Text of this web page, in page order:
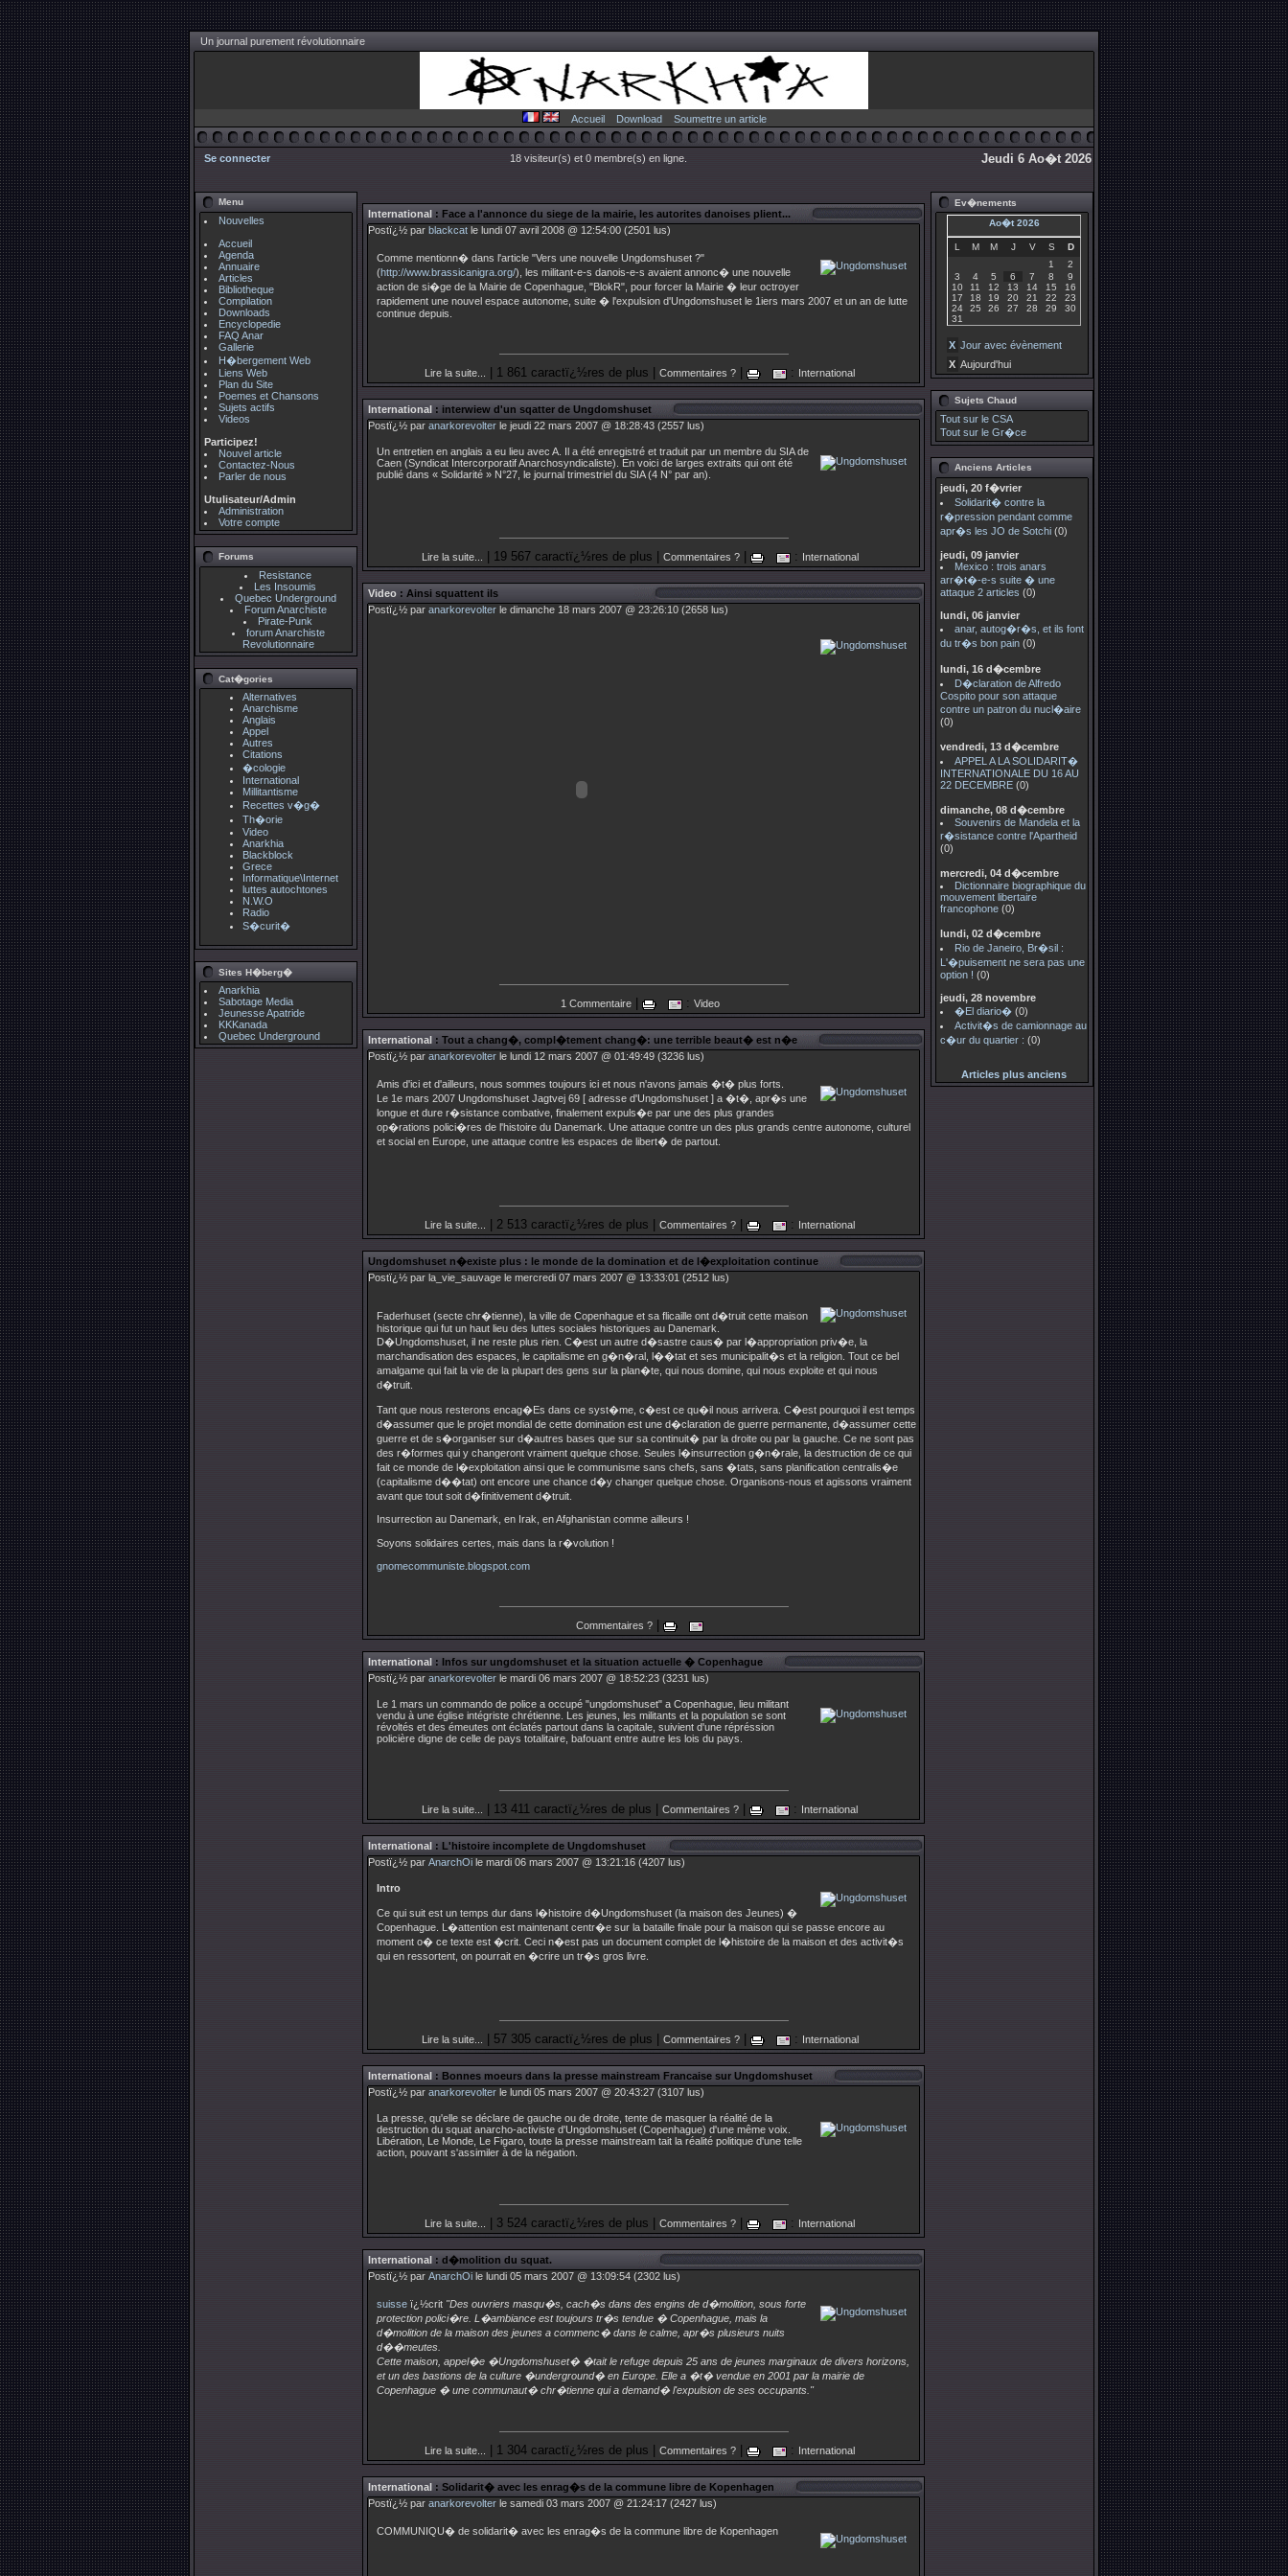
Un journal purement révolutionnaire
Accueil Download Soumettre un article
Se connecter 18 visiteur(s) et 0 membre(s) en ligne. Jeudi 6 Ao�t 2026
Menu
Nouvelles
Accueil
Agenda
Annuaire
Articles
Bibliotheque
Compilation
Downloads
Encyclopedie
FAQ Anar
Gallerie
H�bergement Web
Liens Web
Plan du Site
Poemes et Chansons
Sujets actifs
Videos
Participez!
Nouvel article
Contactez-Nous
Parler de nous
Utulisateur/Admin
Administration
Votre compte
Forums
Resistance
Les Insoumis
Quebec Underground
Forum Anarchiste
Pirate-Punk
forum Anarchiste
Revolutionnaire
Cat�gories
Alternatives
Anarchisme
Anglais
Appel
Autres
Citations
�cologie
International
Millitantisme
Recettes v�g�
Th�orie
Video
Anarkhia
Blackblock
Grece
Informatique\Internet
luttes autochtones
N.W.O
Radio
S�curit�
Sites H�berg�
Anarkhia
Sabotage Media
Jeunesse Apatride
KKKanada
Quebec Underground
International : Face a l'annonce du siege de la mairie, les autorites danoises plient...
Postï¿½ par blackcat le lundi 07 avril 2008 @ 12:54:00 (2501 lus)
Comme mentionn� dans l'article "Vers une nouvelle Ungdomshuset ?"
(http://www.brassicanigra.org/), les militant-e-s danois-e-s avaient annonc� une nouvelle
action de si�ge de la Mairie de Copenhague, "BlokR", pour forcer la Mairie � leur octroyer
rapidement une nouvel espace autonome, suite � l'expulsion d'Ungdomshuset le 1iers mars 2007 et un an de lutte
continue depuis.
Lire la suite... | 1 861 caractï¿½res de plus | Commentaires ? : International
International : interwiew d'un sqatter de Ungdomshuset
Postï¿½ par anarkorevolter le jeudi 22 mars 2007 @ 18:28:43 (2557 lus)
Un entretien en anglais a eu lieu avec A. Il a été enregistré et traduit par un membre du SIA de
Caen (Syndicat Intercorporatif Anarchosyndicaliste). En voici de larges extraits qui ont été
publié dans « Solidarité » N°27, le journal trimestriel du SIA (4 N° par an).
Lire la suite... | 19 567 caractï¿½res de plus | Commentaires ?| : International
Video : Ainsi squattent ils
Postï¿½ par anarkorevolter le dimanche 18 mars 2007 @ 23:26:10 (2658 lus)
1 Commentaire| : Video
International : Tout a chang�, compl�tement chang�: une terrible beaut� est n�e
Postï¿½ par anarkorevolter le lundi 12 mars 2007 @ 01:49:49 (3236 lus)
Amis d'ici et d'ailleurs, nous sommes toujours ici et nous n'avons jamais �t� plus forts.
Le 1e mars 2007 Ungdomshuset Jagtvej 69 [ adresse d'Ungdomshuset ] a �t�, apr�s une
longue et dure r�sistance combative, finalement expuls�e par une des plus grandes
op�rations polici�res de l'histoire du Danemark. Une attaque contre un des plus grands centre autonome, culturel
et social en Europe, une attaque contre les espaces de libert� de partout.
Lire la suite... | 2 513 caractï¿½res de plus | Commentaires ? : International
Ungdomshuset n�existe plus : le monde de la domination et de l�exploitation continue
Postï¿½ par la_vie_sauvage le mercredi 07 mars 2007 @ 13:33:01 (2512 lus)
Faderhuset (secte chr�tienne), la ville de Copenhague et sa flicaille ont d�truit cette maison
historique qui fut un haut lieu des luttes sociales historiques au Danemark.
D�Ungdomshuset, il ne reste plus rien. C�est un autre d�sastre caus� par l�appropriation priv�e, la
marchandisation des espaces, le capitalisme en g�n�ral, l��tat et ses municipalit�s et la religion. Tout ce bel
amalgame qui fait la vie de la plupart des gens sur la plan�te, qui nous domine, qui nous exploite et qui nous
d�truit.
Tant que nous resterons encag�Es dans ce syst�me, c�est ce qu�il nous arrivera. C�est pourquoi il est temps
d�assumer que le projet mondial de cette domination est une d�claration de guerre permanente, d�assumer cette
guerre et de s�organiser sur d�autres bases que sur sa continuit� par la droite ou par la gauche. Ce ne sont pas
des r�formes qui y changeront vraiment quelque chose. Seules l�insurrection g�n�rale, la destruction de ce qui
fait ce monde de l�exploitation ainsi que le communisme sans chefs, sans �tats, sans planification centralis�e
(capitalisme d��tat) ont encore une chance d�y changer quelque chose. Organisons-nous et agissons vraiment
avant que tout soit d�finitivement d�truit.
Insurrection au Danemark, en Irak, en Afghanistan comme ailleurs !
Soyons solidaires certes, mais dans la r�volution !
gnomecommuniste.blogspot.com
Commentaires ?
International : Infos sur ungdomshuset et la situation actuelle � Copenhague
Postï¿½ par anarkorevolter le mardi 06 mars 2007 @ 18:52:23 (3231 lus)
Le 1 mars un commando de police a occupé "ungdomshuset" a Copenhague, lieu militant
vendu à une église intégriste chrétienne. Les jeunes, les militants et la population se sont
révoltés et des émeutes ont éclatés partout dans la capitale, suivient d'une répréssion
policière digne de celle de pays totalitaire, bafouant entre autre les lois du pays.
Lire la suite... | 13 411 caractï¿½res de plus | Commentaires ? : International
International : L'histoire incomplete de Ungdomshuset
Postï¿½ par AnarchOi le mardi 06 mars 2007 @ 13:21:16 (4207 lus)
Intro
Ce qui suit est un temps dur dans l�histoire d�Ungdomshuset (la maison des Jeunes) �
Copenhague. L�attention est maintenant centr�e sur la bataille finale pour la maison qui se passe encore au
moment o� ce texte est �crit. Ceci n�est pas un document complet de l�histoire de la maison et des activit�s
qui en ressortent, on pourrait en �crire un tr�s gros livre.
Lire la suite... | 57 305 caractï¿½res de plus | Commentaires ?| : International
International : Bonnes moeurs dans la presse mainstream Francaise sur Ungdomshuset
Postï¿½ par anarkorevolter le lundi 05 mars 2007 @ 20:43:27 (3107 lus)
La presse, qu'elle se déclare de gauche ou de droite, tente de masquer la réalité de la
destruction du squat anarcho-activiste d'Ungdomshuset (Copenhague) d'une même voix.
Libération, Le Monde, Le Figaro, toute la presse mainstream tait la réalité politique d'une telle
action, pouvant s'assimiler à de la négation.
Lire la suite... | 3 524 caractï¿½res de plus | Commentaires ? : International
International : d�molition du squat.
Postï¿½ par AnarchOi le lundi 05 mars 2007 @ 13:09:54 (2302 lus)
suisse ï¿½crit "Des ouvriers masqu�s, cach�s dans des engins de d�molition, sous forte
protection polici�re. L�ambiance est toujours tr�s tendue � Copenhague, mais la
d�molition de la maison des jeunes a commenc� dans le calme, apr�s plusieurs nuits
d��meutes.
Cette maison, appel�e �Ungdomshuset� �tait le refuge depuis 25 ans de jeunes marginaux de divers horizons,
et un des bastions de la culture �underground� en Europe. Elle a �t� vendue en 2001 par la mairie de
Copenhague � une communaut� chr�tienne qui a demand� l'expulsion de ses occupants."
Lire la suite... | 1 304 caractï¿½res de plus | Commentaires ? : International
International : Solidarit� avec les enrag�s de la commune libre de Kopenhagen
Postï¿½ par anarkorevolter le samedi 03 mars 2007 @ 21:24:17 (2427 lus)
COMMUNIQU� de solidarit� avec les enrag�s de la commune libre de Kopenhagen
Ev�nements
Ao�t 2026
L M M J V S
D
1
2
3
4 5 6 7 8
9
10
11 12 13 14 15
16
17
18 19 20 21 22
23
24
25 26 27 28 29
30
31
X Jour avec évènement
X Aujourd'hui
Sujets Chaud
Tout sur le CSA
Tout sur le Gr�ce
Anciens Articles
jeudi, 20 f�vrier
Solidarit� contre la
r�pression pendant comme
apr�s les JO de Sotchi (0)
jeudi, 09 janvier
Mexico : trois anars
arr�t�-e-s suite � une
attaque 2 articles (0)
lundi, 06 janvier
anar, autog�r�s, et ils font
du tr�s bon pain (0)
lundi, 16 d�cembre
D�claration de Alfredo
Cospito pour son attaque
contre un patron du nucl�aire
(0)
vendredi, 13 d�cembre
APPEL A LA SOLIDARIT�
INTERNATIONALE DU 16 AU
22 DECEMBRE (0)
dimanche, 08 d�cembre
Souvenirs de Mandela et la
r�sistance contre l'Apartheid
(0)
mercredi, 04 d�cembre
Dictionnaire biographique du
mouvement libertaire
francophone (0)
lundi, 02 d�cembre
Rio de Janeiro, Br�sil :
L'�puisement ne sera pas une
option ! (0)
jeudi, 28 novembre
�El diario� (0)
Activit�s de camionnage au
c�ur du quartier : (0)
Articles plus anciens